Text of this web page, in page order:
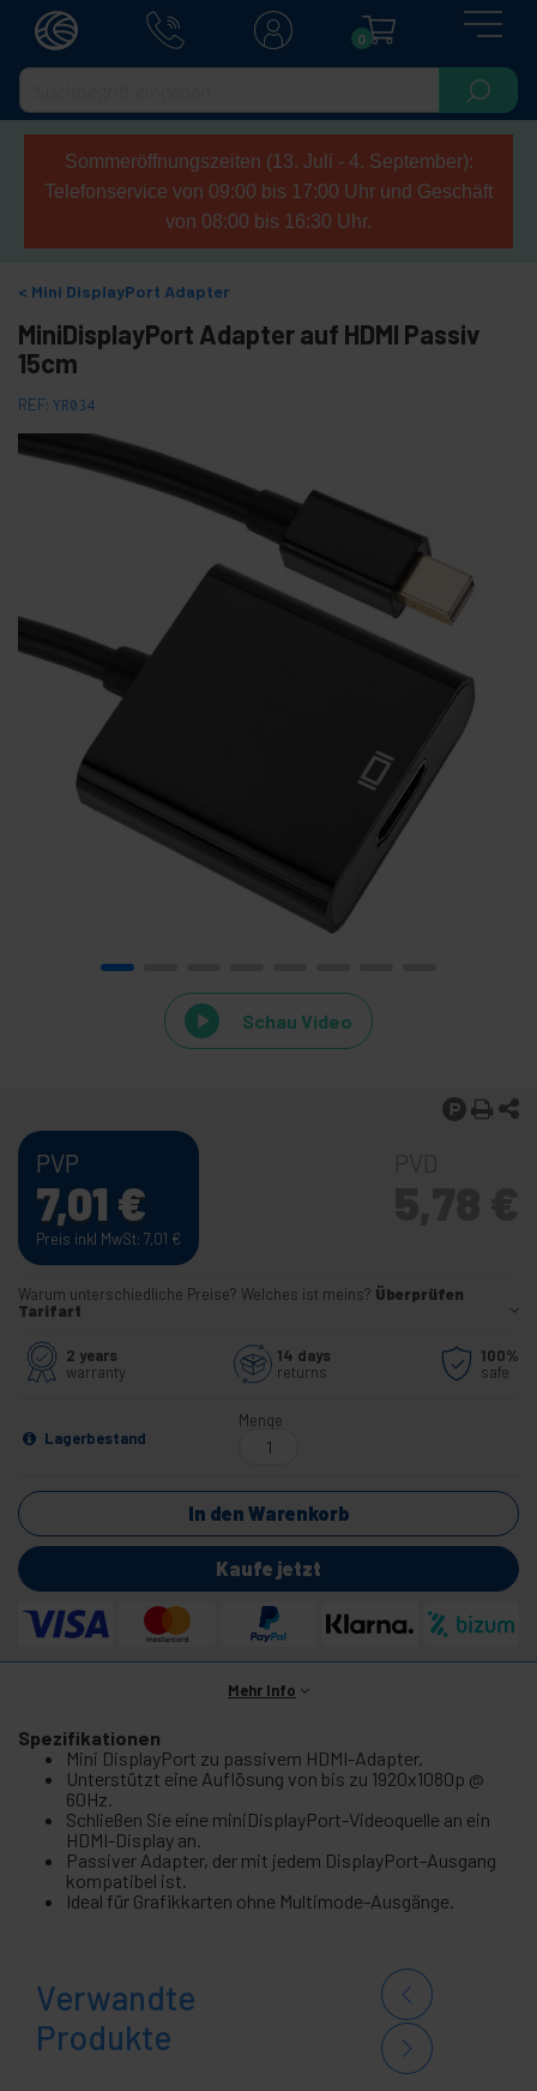
0
Sommeröffnungszeiten (13. Juli - 4. September):
Telefonservice von 09:00 bis 17:00 Uhr und Geschäft
von 08:00 bis 16:30 Uhr.
Mini DisplayPort Adapter
MiniDisplayPort Adapter auf HDMI Passiv
15cm
REF: YR034
Schau Video
PVP
7,01 €
Preis inkl MwSt: 7,01 €
Warum unterschiedliche Preise? Welches ist meins? Überprüfen
Tarifart
2 years
warranty
14 days
returns
100%
safe
Lagerbestand
Menge
In den Warenkorb
Kaufe jetzt
Mehr Info
Spezifikationen
Mini DisplayPort zu passivem HDMI-Adapter.
Unterstützt eine Auflösung von bis zu 1920x1080p @
60Hz.
Schließen Sie eine miniDisplayPort-Videoquelle an ein
HDMI-Display an.
Passiver Adapter, der mit jedem DisplayPort-Ausgang
kompatibel ist.
Ideal für Grafikkarten ohne Multimode-Ausgänge.
Verwandte
Produkte